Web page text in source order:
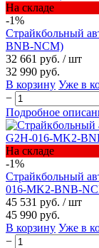
На складе
-1%
Страйкбольный
BNB-NCM)
32 661 руб. / шт
32 990 руб.
В корзину Уже в
−
Подробное
На складе
-1%
Страйкбольный
016-MK2-BNB-
45 531 руб. / шт
45 990 руб.
В корзину Уже в
−